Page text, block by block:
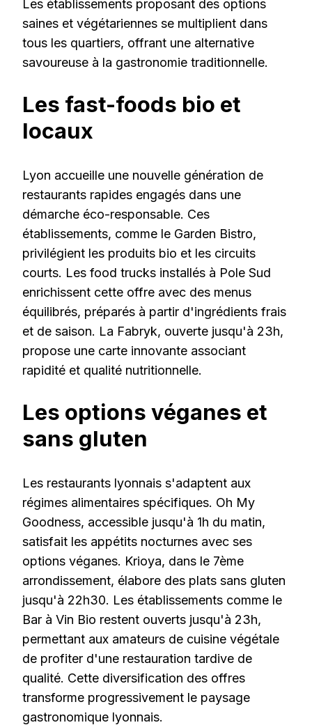
Les établissements proposant des options
saines et végétariennes se multiplient dans
tous les quartiers, offrant une alternative
savoureuse à la gastronomie traditionnelle.
Les fast-foods bio et
locaux
Lyon accueille une nouvelle génération de
restaurants rapides engagés dans une
démarche éco-responsable. Ces
établissements, comme le Garden Bistro,
privilégient les produits bio et les circuits
courts. Les food trucks installés à Pole Sud
enrichissent cette offre avec des menus
équilibrés, préparés à partir d'ingrédients frais
et de saison. La Fabryk, ouverte jusqu'à 23h,
propose une carte innovante associant
rapidité et qualité nutritionnelle.
Les options véganes et
sans gluten
Les restaurants lyonnais s'adaptent aux
régimes alimentaires spécifiques. Oh My
Goodness, accessible jusqu'à 1h du matin,
satisfait les appétits nocturnes avec ses
options véganes. Krioya, dans le 7ème
arrondissement, élabore des plats sans gluten
jusqu'à 22h30. Les établissements comme le
Bar à Vin Bio restent ouverts jusqu'à 23h,
permettant aux amateurs de cuisine végétale
de profiter d'une restauration tardive de
qualité. Cette diversification des offres
transforme progressivement le paysage
gastronomique lyonnais.